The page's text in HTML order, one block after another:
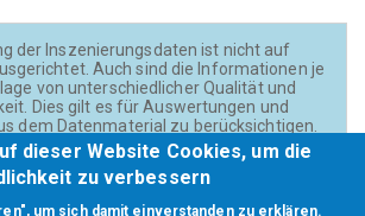
der Inszenierungsdaten ist nicht auf
Auch sind die Informationen je
von unterschiedlicher Qualität und
Dies gilt es für Auswertungen und
dem Datenmaterial zu berücksichtigen.
auf der Website sind - wenn nicht anders
- lizensiert unterCC BY 4.0(Creator:
Theadok.at).
dieser Website Cookies, um die
zu verbessern
um sich damit einverstanden zu erklären.